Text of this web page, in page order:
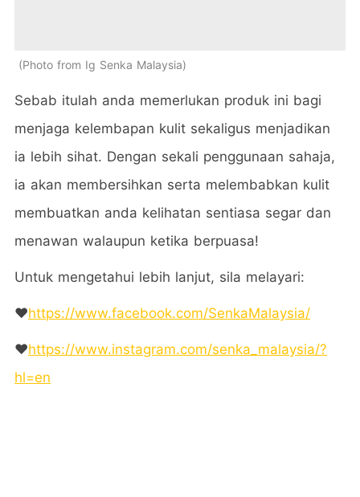
Photo from Ig Senka Malaysia
Sebab itulah anda memerlukan produk ini bagi
menjaga kelembapan kulit sekaligus menjadikan
ia lebih sihat. Dengan sekali penggunaan sahaja,
ia akan membersihkan serta melembabkan kulit
membuatkan anda kelihatan sentiasa segar dan
menawan walaupun ketika berpuasa!
Untuk mengetahui lebih lanjut, sila melayari:
❤️https://www.facebook.com/SenkaMalaysia/
❤️https://www.instagram.com/senka_malaysia/?
hl=en